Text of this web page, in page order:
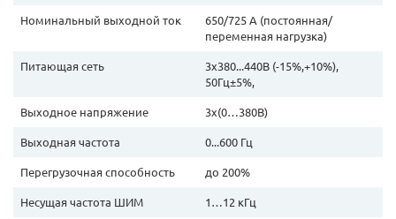
Номинальный выходной ток
650/725 А (постоянная/
переменная нагрузка)
Питающая сеть
3х380...440В (-15%,+10%),
50Гц±5%,
Выходное напряжение
3х(0…380В)
Выходная частота
0...600 Гц
Перегрузочная способность
до 200%
Несущая частота ШИМ
1…12 кГц